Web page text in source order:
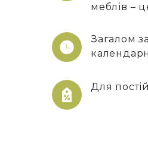
меблів –
Загалом
Для